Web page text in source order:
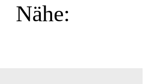
Nähe: